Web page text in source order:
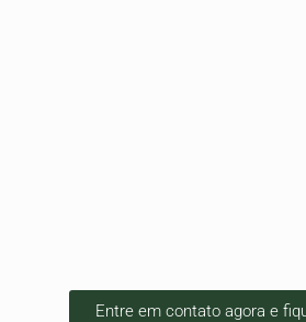
Entre em contato agora e